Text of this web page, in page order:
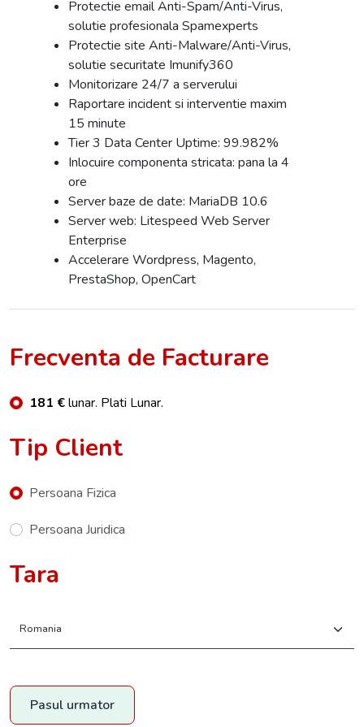
Protectie email Anti-Spam/Anti-Virus,
solutie profesionala Spamexperts
Protectie site Anti-Malware/Anti-Virus,
solutie securitate Imunify360
Monitorizare 24/7 a serverului
Raportare incident si interventie maxim
15 minute
Tier 3 Data Center Uptime: 99.982%
Inlocuire componenta stricata: pana la 4
ore
Server baze de date: MariaDB 10.6
Server web: Litespeed Web Server
Enterprise
Accelerare Wordpress, Magento,
PrestaShop, OpenCart
Frecventa de Facturare
181 €lunar. Plati Lunar.
Tip Client
Persoana Fizica
Persoana Juridica
Tara